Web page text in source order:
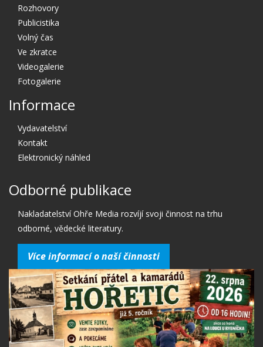
Rozhovory
Publicistika
Volný čas
Ve zkratce
Videogalerie
Fotogalerie
Informace
Vydavatelství
Kontakt
Elektronický náhled
Odborné publikace
Nakladatelství Ohře Media rozvíjí svoji činnost na trhu
odborné, vědecké literatury.
Více informací o naší činnosti